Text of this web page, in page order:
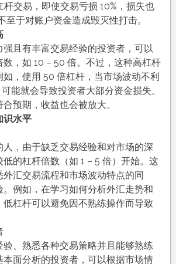
杆交易，即使交易亏损 10%，损失也
至于对账户资金造成毁灭性打击。
且有丰富交易经验的投资者，可以
，如 10 – 50 倍。不过，这种高杠杆
，使用 50 倍杠杆，当市场波动不利
能就会导致投资者大部分资金损失。
预期，收益也会被放大。
识水平
人，由于缺乏交易经验和对市场的深
低的杠杆倍数（如 1 – 5 倍）开始。这
汇交易流程和市场波动特点的同
。例如，在学习如何分析外汇走势和
杠杆可以避免因不熟练操作而导致
、熟悉各种交易策略并且能够熟练
面分析的投资者，可以根据市场情